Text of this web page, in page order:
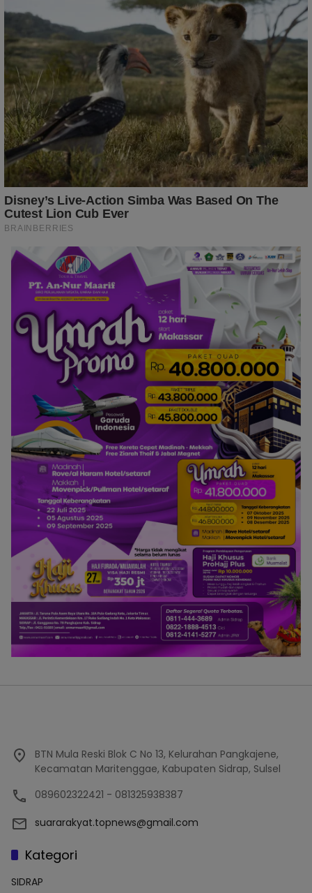
BTN Mula Reski Blok C No 13, Kelurahan Pangkajene,
Kecamatan Maritenggae, Kabupaten Sidrap, Sulsel
089602322421 - 081325938387
suararakyat.topnews@gmail.com
Kategori
SIDRAP